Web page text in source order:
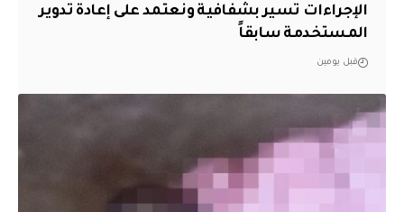
الإجراءات تسير بشفافية ونعتمد على إعادة تدوير
المستخدمة سابقاً
قبل يومين